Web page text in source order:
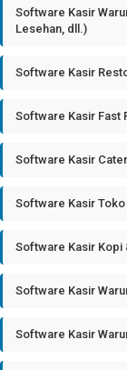
Software Kasir
Lesehan, dll.)
Software Kasir
Software Kasir Fast
Software Kasir
Software Kasir Toko
Software Kasir Kopi
Software Kasir
Software Kasir